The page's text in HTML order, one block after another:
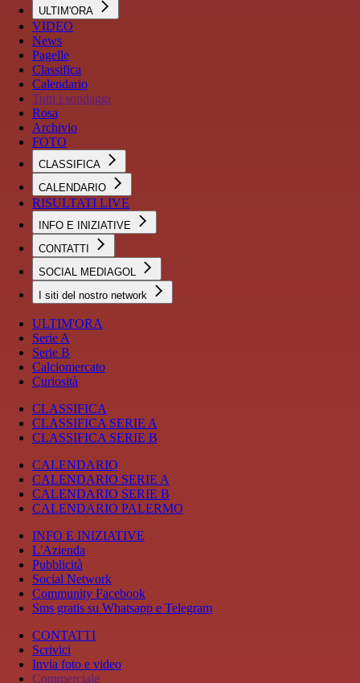
ULTIM'ORA
VIDEO
News
Pagelle
Classifica
Calendario
Tutti i sondaggi
Rosa
Archivio
FOTO
CLASSIFICA
CALENDARIO
RISULTATI LIVE
INFO E INIZIATIVE
CONTATTI
SOCIAL MEDIAGOL
I siti del nostro network
ULTIM'ORA
Serie A
Serie B
Calciomercato
Curiosità
CLASSIFICA
CLASSIFICA SERIE A
CLASSIFICA SERIE B
CALENDARIO
CALENDARIO SERIE A
CALENDARIO SERIE B
CALENDARIO PALERMO
INFO E INIZIATIVE
L'Azienda
Pubblicità
Social Network
Community Facebook
Sms gratis su Whatsapp e Telegram
CONTATTI
Scrivici
Invia foto e video
Commerciale